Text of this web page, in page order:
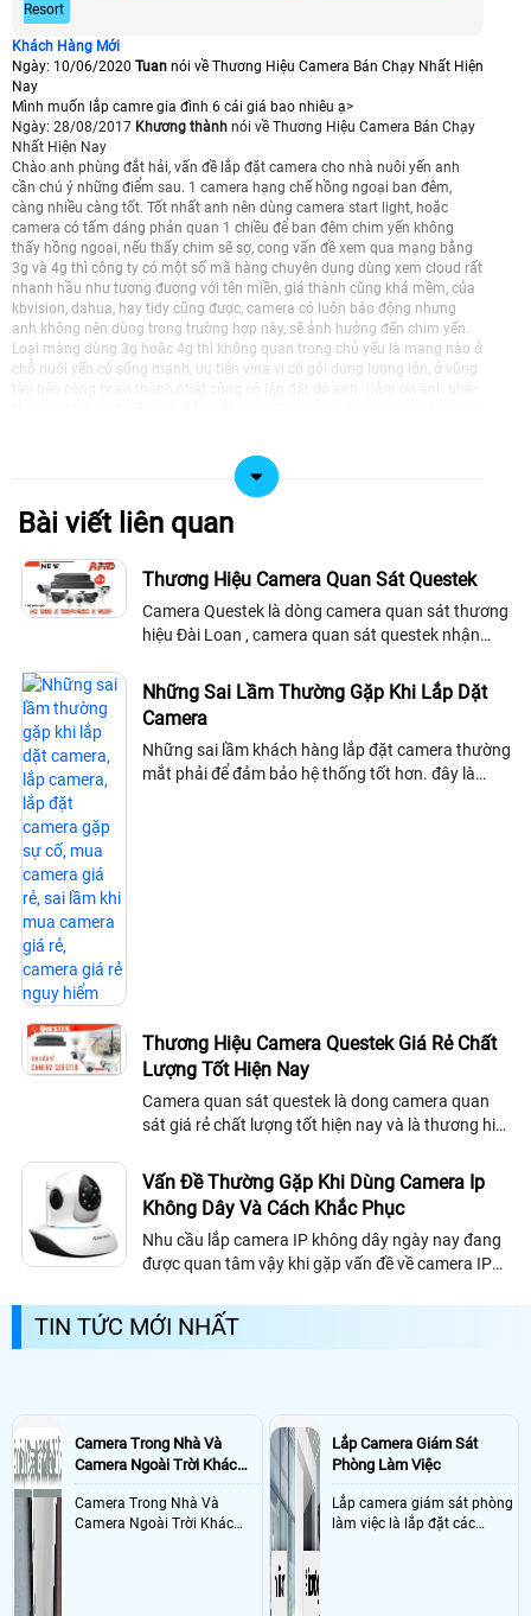
Resort
Khách Hàng Mới
Ngày: 10/06/2020 Tuan nói về Thương Hiệu Camera Bán Chạy Nhất Hiện
Nay
Mình muốn lắp camre gia đình 6 cái giá bao nhiêu ạ>
Ngày: 28/08/2017 Khương thành nói về Thương Hiệu Camera Bán Chạy
Nhất Hiện Nay
Chào anh phùng đắt hải, vấn đề lắp đặt camera cho nhà nuôi yến anh
cần chú ý những điểm sau. 1 camera hạng chế hồng ngoại ban đêm,
càng nhiều càng tốt. Tốt nhất anh nên dùng camera start light, hoặc
camera có tấm dáng phản quan 1 chiều để ban đêm chim yến không
thấy hồng ngoại, nếu thấy chim sẽ sợ, cong vấn đề xem qua mạng bằng
3g và 4g thì công ty có một số mã hàng chuyên dụng dùng xem cloud rất
nhanh hầu như tương đương với tên miền, giá thành cũng khá mềm, của
kbvision, dahua, hay tidy cũng được, camera có luôn báo động nhưng
anh không nên dùng trong trường hợp này, sẽ ảnh hưởng đến chim yến.
Loại màng dùng 3g hoặc 4g thì không quan trọng chủ yếu là mạng nào ở
chỗ nuôi yến có sống mạnh, ưu tiên vina vi có gói dung lượng lớn, ở vũng
nhà yến chưa có đường mạng). Địa chỉ tại xã Long mỹ, huyện đất đỏ, Brvt
với số lượng từ 2 đến 4 cam. Hệ thống quan sát cần được kết nối với
smartphone. Hỏi: - nên lắp đặt loại nào để đảm bảo bền, tín hiệu ổn định
có kết hợp chống trộm. Giá mỗi loại là bao nhiêu kể cả lắp giáp và thẻ. -
thế nào với khoảng thời gian bao lâu. - nếu đăt hàng thì hình thức giao
dịch chuyển tiền trả ra sao - dùng loại sim nào của nhà cung cấp nào là
tốt nhất với múc giá thuê bao ra sao, theo thời gian hay dung lượng
chuyền tải. Rất mong nhận được phản hồi Xin chân thành cám ơn. >
Bài viết liên quan
Thương Hiệu Camera Quan Sát Questek
Camera Questek là dòng camera quan sát thương
hiệu Đài Loan , camera quan sát questek nhận
sản phẩm camera quan sát questek hướng đến...
Những Sai Lầm Thường Gặp Khi Lắp Dặt
Camera
Những sai lầm khách hàng lắp đặt camera thường
mắt phải để đảm bảo hệ thống tốt hơn. đây là
Thương Hiệu Camera Questek Giá Rẻ Chất
Lượng Tốt Hiện Nay
Camera quan sát questek là dong camera quan
sát giá rẻ chất lượng tốt hiện nay và là thương hiệu
Loan, sau 30 năm thành lập và...
Vấn Đề Thường Gặp Khi Dùng Camera Ip
Không Dây Và Cách Khắc Phục
Nhu cầu lắp camera IP không dây ngày nay đang
được quan tâm vậy khi gặp vấn đề về camera IP
TIN TỨC MỚI NHẤT
Camera Trong Nhà Và
Camera Ngoài Trời Khác
Nhau Như Thế Nào
Camera Trong Nhà Và
Camera Ngoài Trời Khác
Lắp Camera Giám Sát
Phòng Làm Việc
Lắp camera giám sát phòng
làm việc là lắp đặt các